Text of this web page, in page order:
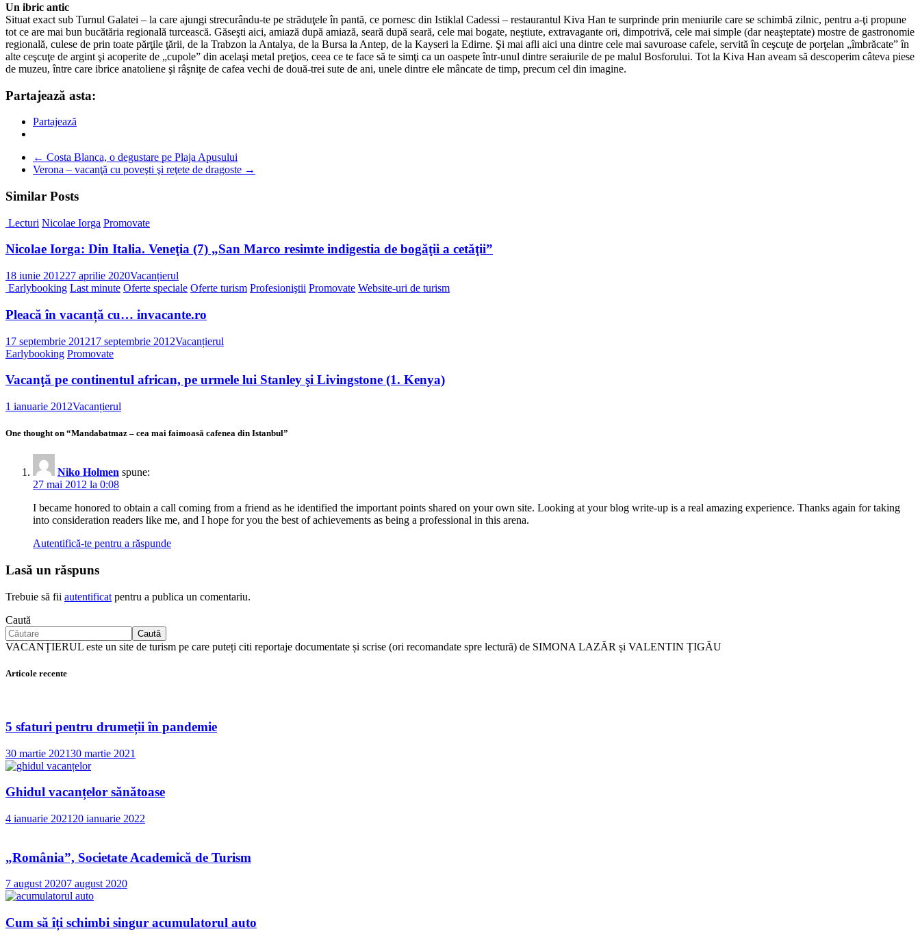
Un ibric antic
Situat exact sub Turnul Galatei – la care ajungi strecurându-te pe străduţele în pantă, ce pornesc din Istiklal Cadessi – restaurantul Kiva Han te surprinde prin meniurile care se schimbă zilnic, pentru a-ţi propune
tot ce are mai bun bucătăria regională turcească. Găseşti aici, amiază după amiază, seară după seară, cele mai bogate, neştiute, extravagante ori, dimpotrivă, cele mai simple (dar neaşteptate) mostre de gastronomie
regională, culese de prin toate părţile ţării, de la Trabzon la Antalya, de la Bursa la Antep, de la Kayseri la Edirne. Şi mai afli aici una dintre cele mai savuroase cafele, servită în ceşcuţe de porţelan „îmbrăcate” în
alte ceşcuţe de argint şi acoperite de „cupole” din acelaşi metal preţios, ceea ce te face să te simţi ca un oaspete într-unul dintre seraiurile de pe malul Bosforului. Tot la Kiva Han aveam să descope­rim câteva piese
de muzeu, între care ibrice anatoliene şi râşniţe de cafea vechi de două-trei sute de ani, unele dintre ele mâncate de timp, precum cel din imagine.
Partajează asta:
Partajează
← Costa Blanca, o degustare pe Plaja Apusului
Verona – vacanţă cu poveşti şi reţete de dragoste →
Similar Posts
Lecturi Nicolae Iorga Promovate
Nicolae Iorga: Din Italia. Veneţia (7) „San Marco resimte indigestia de bogăţii a cetăţii”
18 iunie 201227 aprilie 2020Vacanțierul
Earlybooking Last minute Oferte speciale Oferte turism Profesioniştii Promovate Website-uri de turism
Pleacă în vacanță cu… invacante.ro
17 septembrie 201217 septembrie 2012Vacanțierul
Earlybooking Promovate
Vacanţă pe continentul african, pe urmele lui Stanley şi Livingstone (1. Kenya)
1 ianuarie 2012Vacanțierul
One thought on “Mandabatmaz – cea mai faimoasă cafenea din Istanbul”
Niko Holmen spune:
27 mai 2012 la 0:08
I became honored to obtain a call coming from a friend as he identified the important points shared on your own site. Looking at your blog write-up is a real amazing experience. Thanks again for taking
into consideration readers like me, and I hope for you the best of achievements as being a professional in this arena.
Autentifică-te pentru a răspunde
Lasă un răspuns
Trebuie să fii autentificat pentru a publica un comentariu.
Caută
Caută
VACANȚIERUL este un site de turism pe care puteți citi reportaje documentate și scrise (ori recomandate spre lectură) de SIMONA LAZĂR și VALENTIN ȚIGĂU
Articole recente
5 sfaturi pentru drumeții în pandemie
30 martie 202130 martie 2021
Ghidul vacanțelor sănătoase
4 ianuarie 2021 20 ianuarie 2022
„România”, Societate Academică de Turism
7 august 20207 august 2020
Cum să îți schimbi singur acumulatorul auto